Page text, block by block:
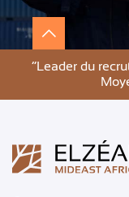
”Leader du